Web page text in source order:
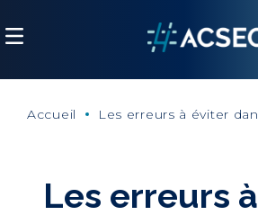
Accueil Les erreurs à éviter
Les erreurs